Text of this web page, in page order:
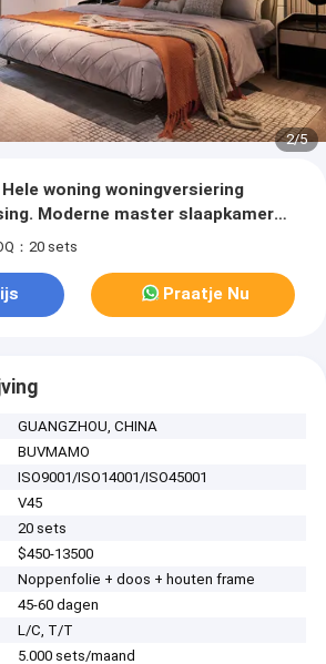
3/5
Hele woning woningversiering
Moderne master slaapkamer
：20 sets
Praatje Nu
GUANGZHOU, CHINA
BUVMAMO
ISO9001/ISO14001/ISO45001
V45
20 sets
$450-13500
Noppenfolie + doos + houten frame
45-60 dagen
L/C, T/T
5.000 sets/maand